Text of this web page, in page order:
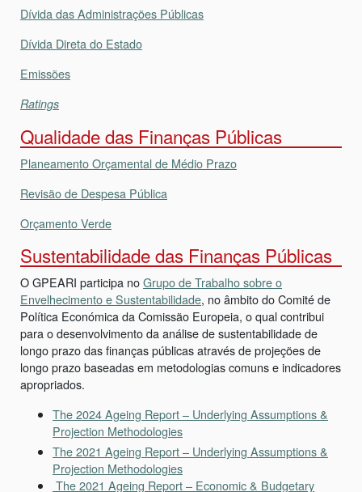
Dívida das Administrações Públicas
Dívida Direta do Estado
Emissões
Ratings
Qualidade das Finanças Públicas
Planeamento Orçamental de Médio Prazo
Revisão de Despesa Pública
Orçamento Verde
Sustentabilidade das Finanças Públicas
O GPEARI participa noGrupo de Trabalho sobre o
Envelhecimento e Sustentabilidade, no âmbito do Comité de
Política Económica da Comissão Europeia, o qual contribui
para o desenvolvimento da análise de sustentabilidade de
longo prazo das finanças públicas através de projeções de
longo prazo baseadas em metodologias comuns e indicadores
apropriados.
The 2024 Ageing Report – Underlying Assumptions &
Projection Methodologies
The 2021 Ageing Report – Underlying Assumptions &
Projection Methodologies
The 2021 Ageing Report – Economic & Budgetary